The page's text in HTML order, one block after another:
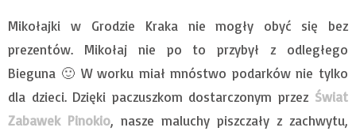
Mikołajki w Grodzie Kraka nie mogły obyć się bez
prezentów. Mikołaj nie po to przybył z odległego
Bieguna 🙂 W worku miał mnóstwo podarków nie tylko
dla dzieci. Dzięki paczuszkom dostarczonym przez Świat
Zabawek Pinokio, nasze maluchy piszczały z zachwytu,